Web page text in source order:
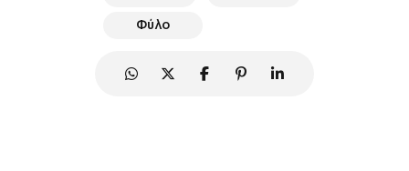
Φύλο